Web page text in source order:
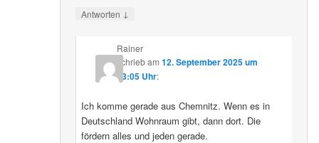
Antworten ↓
Rainer
schriebam 12. September 2025 um
23:05 Uhr:
Ich komme gerade aus Chemnitz. Wenn es in
Deutschland Wohnraum gibt, dann dort. Die
fördern alles und jeden gerade.